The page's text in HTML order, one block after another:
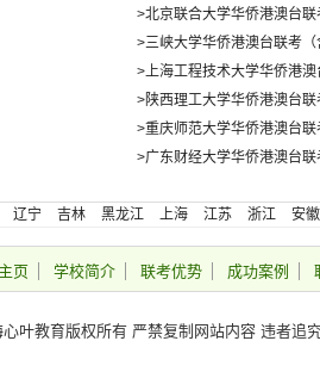
>北京联合大学华侨港澳台
>三峡大学华侨港澳台联考
>上海工程技术大学华侨港
>陕西理工大学华侨港澳台
>重庆师范大学华侨港澳台
>广东财经大学华侨港澳台
辽宁 吉林 黑龙江 上海 江苏 浙江
安徽
主页 学校简介 联考优势 成功案例
叶教育版权所有 严禁复制网站内容 违者追